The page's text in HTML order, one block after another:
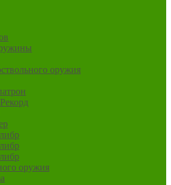
оружия
оружия